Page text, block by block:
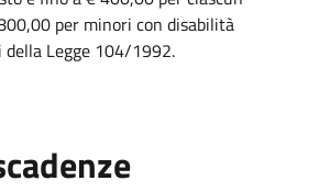
per minori con disabilità
Legge 104/1992.